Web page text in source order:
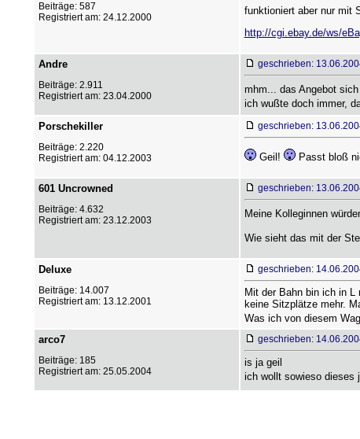
Beiträge: 587
Registriert am: 24.12.2000
funktioniert aber nur mit
http://cgi.ebay.de/ws/
Andre
Beiträge: 2.911
Registriert am: 23.04.2000
geschrieben:
mhm... das Angebot
ich wußte doch immer,
Porschekiller
Beiträge: 2.220
Registriert am: 04.12.2003
geschrieben:
Geil! Passt bloß
601 Uncrowned
Beiträge: 4.632
Registriert am: 23.12.2003
geschrieben:
Meine Kolleginnen
Wie sieht das mit der
Deluxe
Beiträge: 14.007
Registriert am: 13.12.2001
geschrieben:
Mit der Bahn bin ich in L
keine Sitzplätze mehr.
Was ich von diesem
arco7
Beiträge: 185
Registriert am: 25.05.2004
geschrieben:
is ja geil
ich wollt sowieso dieses